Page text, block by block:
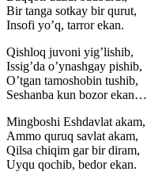
Bir tanga sotkay bir qurut,
Insofi yo’q, tarror ekan.
Qishloq juvoni yig’lishib,
Issig’da o’ynashgay pishib,
O’tgan tamoshobin tushib,
Seshanba kun bozor ekan…
Mingboshi Eshdavlat akam,
Ammo quruq savlat akam,
Qilsa chiqim gar bir diram,
Uyqu qochib, bedor ekan.